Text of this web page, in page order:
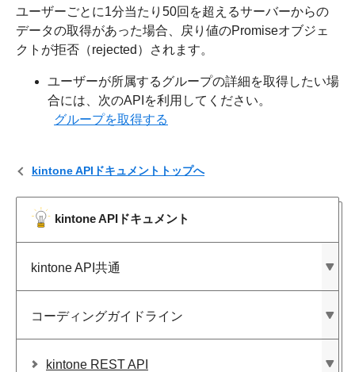
kintone APIドキュメントトップへ
kintone APIドキュメント
kintone API共通
コーディングガイドライン
kintone REST API
ユーザーごとに1分当たり50回を超えるサーバーからの
データの取得があった場合、戻り値のPromiseオブジェ
クトが拒否（rejected）されます。
ユーザーが所属するグループの詳細を取得したい場
合には、次のAPIを利用してください。
グループを取得する